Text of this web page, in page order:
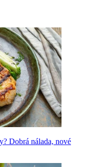
Dobrá nálada, nové